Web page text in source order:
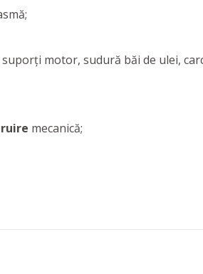
motor, sudură băi de ulei,
mecanică;